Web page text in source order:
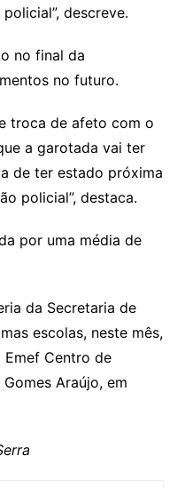
descreve.
no final da
no futuro.
troca de afeto com o
a garotada vai ter
de ter estado próxima
policial”, destaca.
por uma média de
da Secretaria de
escolas, neste mês,
Centro de
Araújo, em